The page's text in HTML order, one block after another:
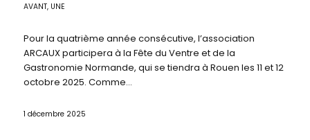
AVANT, UNE
Pour la quatrième année consécutive, l’association
ARCAUX participera à la Fête du Ventre et de la
Gastronomie Normande, qui se tiendra à Rouen les 11 et 12
octobre 2025. Comme…
1 décembre 2025